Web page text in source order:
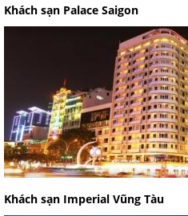
Khách sạn Palace Saigon
Khách sạn Imperial Vũng Tàu